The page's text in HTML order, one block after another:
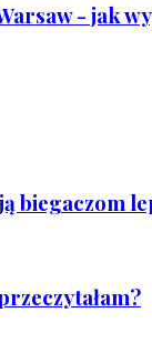
- jak
biegaczom